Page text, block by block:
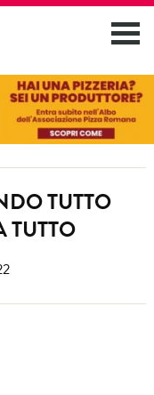
TUTTO
TUTTO